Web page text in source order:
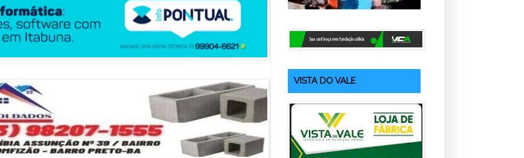
VISTA DO VALE